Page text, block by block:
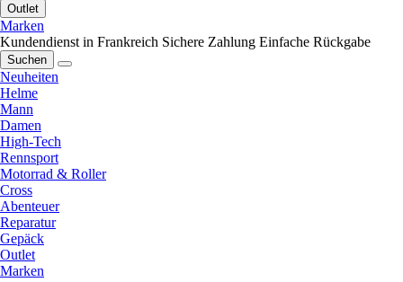
Outlet
Marken
Kundendienst in Frankreich Sichere Zahlung Einfache Rückgabe
Suchen
Neuheiten
Helme
Mann
Damen
High-Tech
Rennsport
Motorrad & Roller
Cross
Abenteuer
Reparatur
Gepäck
Outlet
Marken